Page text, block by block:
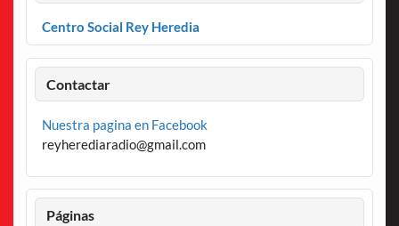
Centro Social Rey Heredia
Contactar
Nuestra pagina en Facebook
reyherediaradio@gmail.com
Páginas